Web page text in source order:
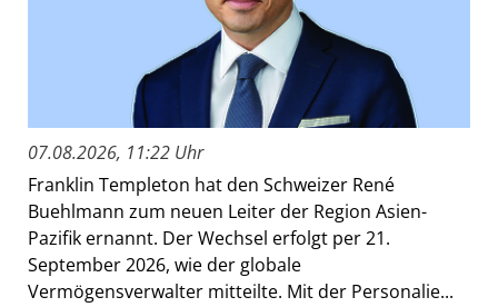
07.08.2026, 11:22 Uhr
Franklin Templeton hat den Schweizer René
Buehlmann zum neuen Leiter der Region Asien-
Pazifik ernannt. Der Wechsel erfolgt per 21.
September 2026, wie der globale
Vermögensverwalter mitteilte. Mit der Personalie...